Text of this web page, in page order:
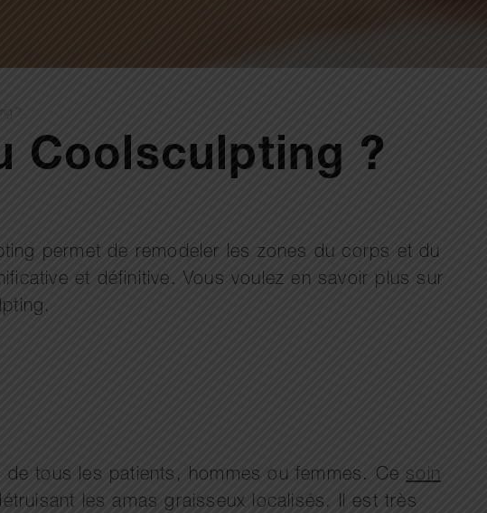
?
Coolsculpting ?
permet de remodeler les zones du corps et du
et définitive. Vous voulez en savoir plus sur
de tous les patients, hommes ou femmes. Cesoin
les amas graisseux localisés. Il est très